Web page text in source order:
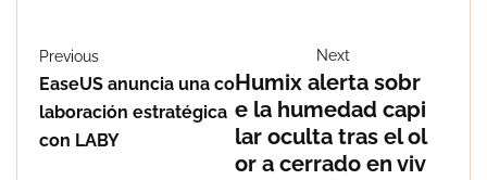
Previous
EaseUS anuncia una co
laboración estratégica
con LABY
Next
Humix alerta sobr
e la humedad capi
lar oculta tras el ol
or a cerrado en viv